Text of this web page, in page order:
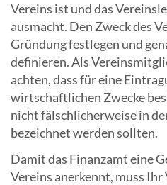
Vereins ist und das
ausmacht. Den Zweck des
Gründung festlegen und
definieren. Als
achten, dass für eine
wirtschaftlichen Zwecke
nicht fälschlicherweise in
bezeichnet werden sollten.
Damit das Finanzamt eine
Vereins anerkennt, muss